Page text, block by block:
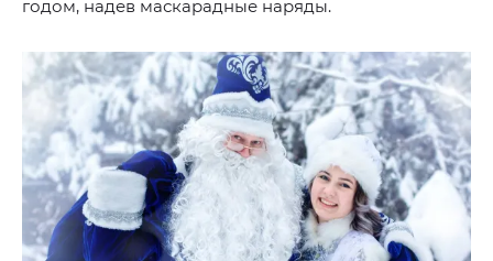
годом, надев маскарадные наряды.